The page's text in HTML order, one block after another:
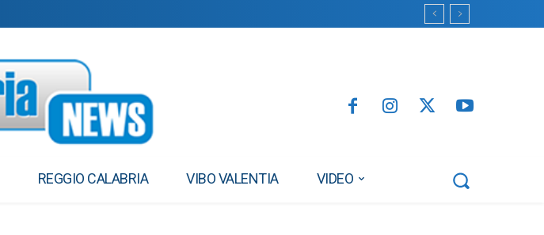
REGGIO CALABRIA VIBO VALENTIA VIDEO